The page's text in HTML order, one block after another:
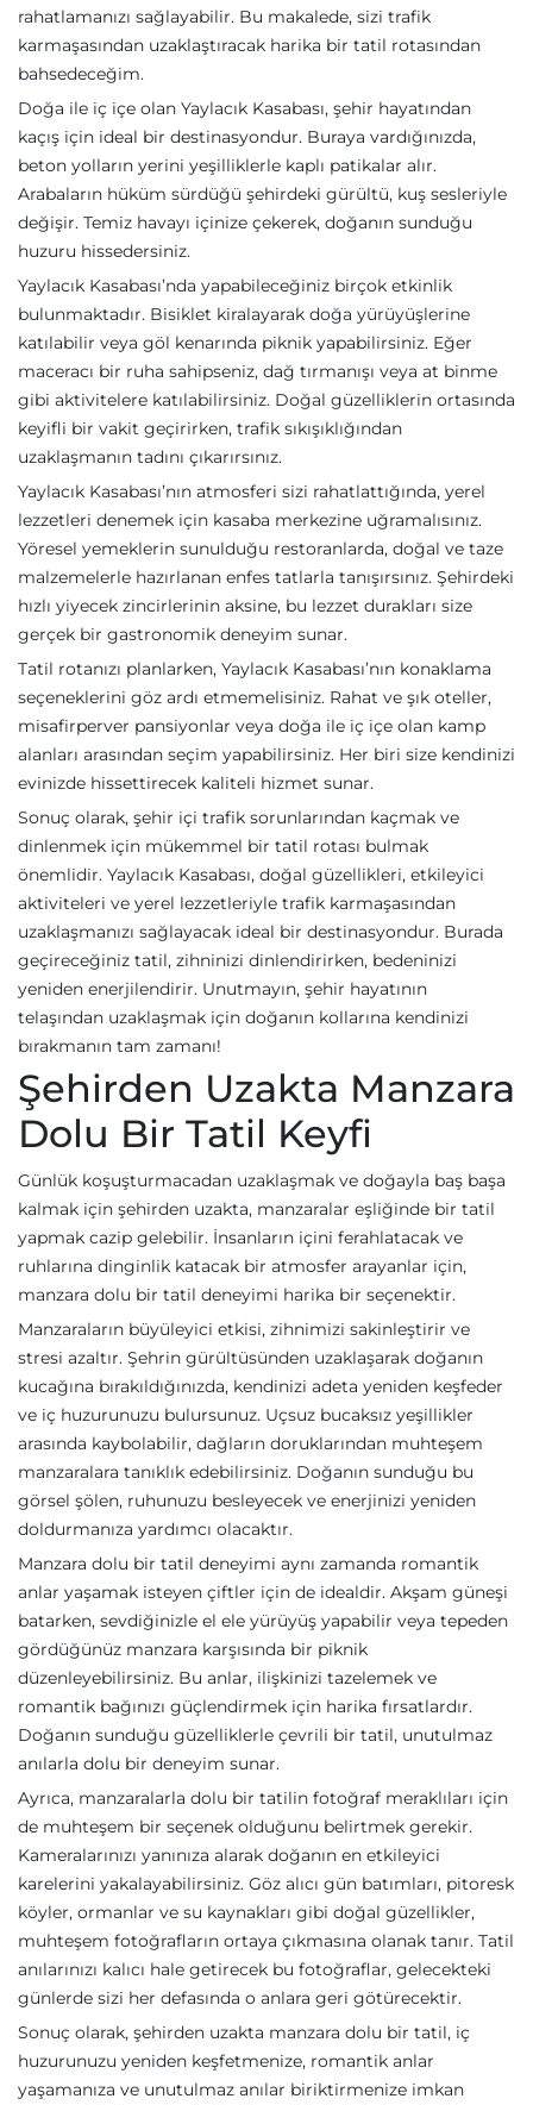
rahatlamanızı sağlayabilir. Bu makalede, sizi trafik
karmaşasından uzaklaştıracak harika bir tatil rotasından
bahsedeceğim.
Doğa ile iç içe olan Yaylacık Kasabası, şehir hayatından
kaçış için ideal bir destinasyondur. Buraya vardığınızda,
beton yolların yerini yeşilliklerle kaplı patikalar alır.
Arabaların hüküm sürdüğü şehirdeki gürültü, kuş sesleriyle
değişir. Temiz havayı içinize çekerek, doğanın sunduğu
huzuru hissedersiniz.
Yaylacık Kasabası’nda yapabileceğiniz birçok etkinlik
bulunmaktadır. Bisiklet kiralayarak doğa yürüyüşlerine
katılabilir veya göl kenarında piknik yapabilirsiniz. Eğer
maceracı bir ruha sahipseniz, dağ tırmanışı veya at binme
gibi aktivitelere katılabilirsiniz. Doğal güzelliklerin ortasında
keyifli bir vakit geçirirken, trafik sıkışıklığından
uzaklaşmanın tadını çıkarırsınız.
Yaylacık Kasabası’nın atmosferi sizi rahatlattığında, yerel
lezzetleri denemek için kasaba merkezine uğramalısınız.
Yöresel yemeklerin sunulduğu restoranlarda, doğal ve taze
malzemelerle hazırlanan enfes tatlarla tanışırsınız. Şehirdeki
hızlı yiyecek zincirlerinin aksine, bu lezzet durakları size
gerçek bir gastronomik deneyim sunar.
Tatil rotanızı planlarken, Yaylacık Kasabası’nın konaklama
seçeneklerini göz ardı etmemelisiniz. Rahat ve şık oteller,
misafirperver pansiyonlar veya doğa ile iç içe olan kamp
alanları arasından seçim yapabilirsiniz. Her biri size kendinizi
evinizde hissettirecek kaliteli hizmet sunar.
Sonuç olarak, şehir içi trafik sorunlarından kaçmak ve
dinlenmek için mükemmel bir tatil rotası bulmak
önemlidir. Yaylacık Kasabası, doğal güzellikleri, etkileyici
aktiviteleri ve yerel lezzetleriyle trafik karmaşasından
uzaklaşmanızı sağlayacak ideal bir destinasyondur. Burada
geçireceğiniz tatil, zihninizi dinlendirirken, bedeninizi
yeniden enerjilendirir. Unutmayın, şehir hayatının
telaşından uzaklaşmak için doğanın kollarına kendinizi
bırakmanın tam zamanı!
Şehirden Uzakta Manzara
Dolu Bir Tatil Keyfi
Günlük koşuşturmacadan uzaklaşmak ve doğayla baş başa
kalmak için şehirden uzakta, manzaralar eşliğinde bir tatil
yapmak cazip gelebilir. İnsanların içini ferahlatacak ve
ruhlarına dinginlik katacak bir atmosfer arayanlar için,
manzara dolu bir tatil deneyimi harika bir seçenektir.
Manzaraların büyüleyici etkisi, zihnimizi sakinleştirir ve
stresi azaltır. Şehrin gürültüsünden uzaklaşarak doğanın
kucağına bırakıldığınızda, kendinizi adeta yeniden keşfeder
ve iç huzurunuzu bulursunuz. Uçsuz bucaksız yeşillikler
arasında kaybolabilir, dağların doruklarından muhteşem
manzaralara tanıklık edebilirsiniz. Doğanın sunduğu bu
görsel şölen, ruhunuzu besleyecek ve enerjinizi yeniden
doldurmanıza yardımcı olacaktır.
Manzara dolu bir tatil deneyimi aynı zamanda romantik
anlar yaşamak isteyen çiftler için de idealdir. Akşam güneşi
batarken, sevdiğinizle el ele yürüyüş yapabilir veya tepeden
gördüğünüz manzara karşısında bir piknik
düzenleyebilirsiniz. Bu anlar, ilişkinizi tazelemek ve
romantik bağınızı güçlendirmek için harika fırsatlardır.
Doğanın sunduğu güzelliklerle çevrili bir tatil, unutulmaz
anılarla dolu bir deneyim sunar.
Ayrıca, manzaralarla dolu bir tatilin fotoğraf meraklıları için
de muhteşem bir seçenek olduğunu belirtmek gerekir.
Kameralarınızı yanınıza alarak doğanın en etkileyici
karelerini yakalayabilirsiniz. Göz alıcı gün batımları, pitoresk
köyler, ormanlar ve su kaynakları gibi doğal güzellikler,
muhteşem fotoğrafların ortaya çıkmasına olanak tanır. Tatil
anılarınızı kalıcı hale getirecek bu fotoğraflar, gelecekteki
günlerde sizi her defasında o anlara geri götürecektir.
Sonuç olarak, şehirden uzakta manzara dolu bir tatil, iç
huzurunuzu yeniden keşfetmenize, romantik anlar
yaşamanıza ve unutulmaz anılar biriktirmenize imkan